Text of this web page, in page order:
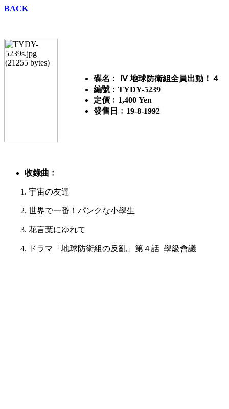
BACK
碟名﹕ Ⅳ 地球防衛組全員出動！４
編號﹕TYDY-5239
定價﹕1,400 Yen
發售日﹕19-8-1992
收錄曲﹕
1. 宇宙の友達
2. 世界で一番！パンクな小學生
3. 花言葉にゆれて
4. ドラマ「地球防衛組の反亂」第４話 學級會議